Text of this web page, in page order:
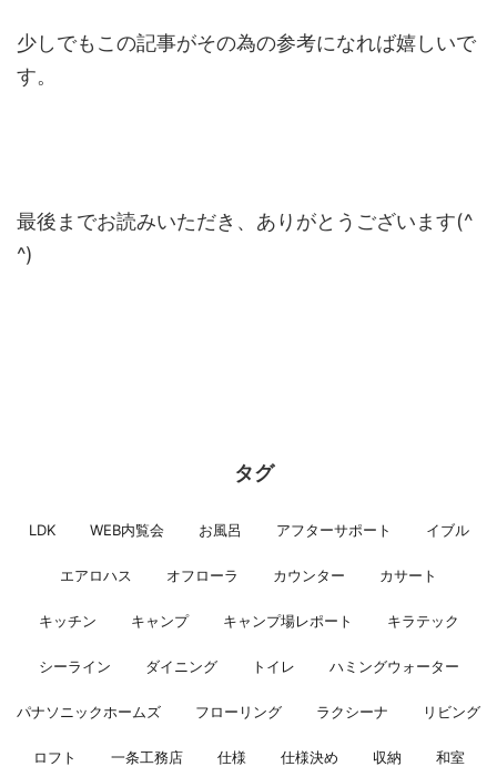
少しでもこの記事がその為の参考になれば嬉しいで
す。
最後までお読みいただき、ありがとうございます(^
^)
タグ
LDK WEB内覧会 お風呂 アフターサポート イブル
エアロハス オフローラ カウンター カサート
キッチン キャンプ キャンプ場レポート キラテック
シーライン ダイニング トイレ ハミングウォーター
パナソニックホームズ フローリング ラクシーナ リビング
ロフト 一条工務店 仕様 仕様決め 収納 和室